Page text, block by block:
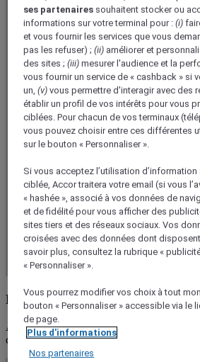
Réduction exclusives
Accès à des réductions exclusives, jusqu'à
choix de marques adaptées à vos besoins
ses partenaires souhaitent stocker ou
informations sur votre terminal pour :(i)
et vous fournir les services que vous
pas les refuser) ;(ii) améliorer et
des sites ;(iii) mesurer l'audience et la
vous fournir un service de « cashback » si
un,(v) vous permettre d'interagir avec des
établir un profil de vos intérêts pour vous
ciblées. Pour chacun de vos terminaux
vous pouvez choisir entre ces différentes
sur le bouton « Personnaliser ».
Si vous acceptez l’utilisation
ciblée, Accor traitera votre email (si vous
« hashée », associé à vos données de
et de fidélité pour vous afficher des
sites tiers et des réseaux sociaux. Vos
croisées avec des données dont
savoir plus, consultez la rubrique «
« Personnaliser ».
Vous pourrez modifier vos choix à tout
bouton « Personnaliser » accessible via le
de page.
Plus d'informations
Nos partenaires